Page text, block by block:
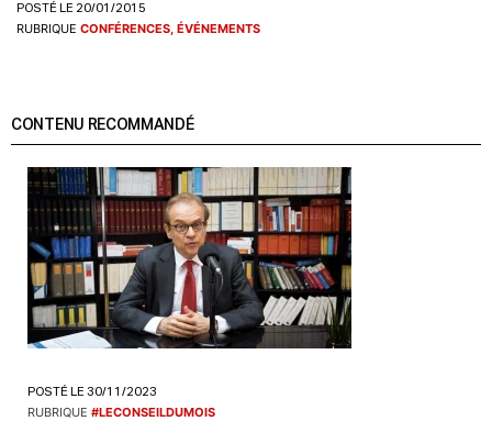
POSTÉ LE 20/01/2015
RUBRIQUE CONFÉRENCES, ÉVÉNEMENTS
CONTENU RECOMMANDÉ
POSTÉ LE 30/11/2023
RUBRIQUE #LECONSEILDUMOIS